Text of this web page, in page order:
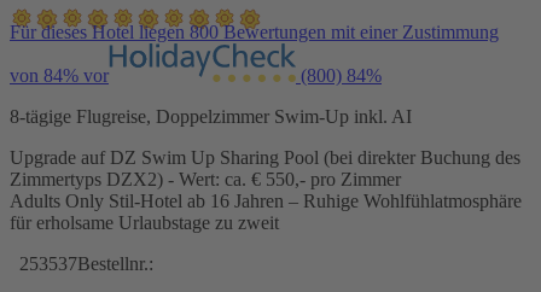
Für dieses Hotel liegen 800 Bewertungen mit einer Zustimmung
von 84% vor (800) 84%
8-tägige Flugreise, Doppelzimmer Swim-Up inkl. AI
Upgrade auf DZ Swim Up Sharing Pool (bei direkter Buchung des
Zimmertyps DZX2) - Wert: ca. € 550,- pro Zimmer
Adults Only Stil-Hotel ab 16 Jahren – Ruhige Wohlfühlatmosphäre
für erholsame Urlaubstage zu zweit
253537Bestellnr.: